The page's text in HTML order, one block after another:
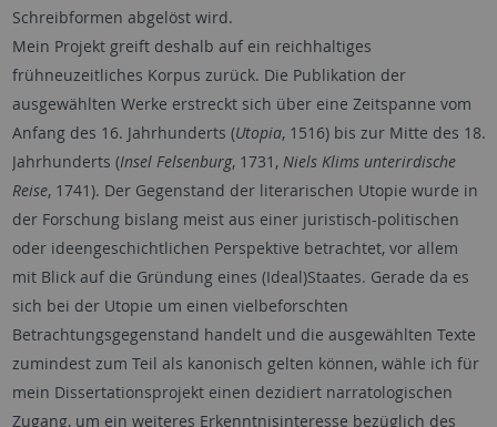
Schreibformen abgelöst wird.
Mein Projekt greift deshalb auf ein reichhaltiges
frühneuzeitliches Korpus zurück. Die Publikation der
ausgewählten Werke erstreckt sich über eine Zeitspanne vom
Anfang des 16. Jahrhunderts (Utopia, 1516) bis zur Mitte des 18.
Jahrhunderts (Insel Felsenburg, 1731, Niels Klims unterirdische
Reise, 1741). Der Gegenstand der literarischen Utopie wurde in
der Forschung bislang meist aus einer juristisch-politischen
oder ideengeschichtlichen Perspektive betrachtet, vor allem
mit Blick auf die Gründung eines (Ideal)Staates. Gerade da es
sich bei der Utopie um einen vielbeforschten
Betrachtungsgegenstand handelt und die ausgewählten Texte
zumindest zum Teil als kanonisch gelten können, wähle ich für
mein Dissertationsprojekt einen dezidiert narratologischen
Zugang, um ein weiteres Erkenntnisinteresse bezüglich des